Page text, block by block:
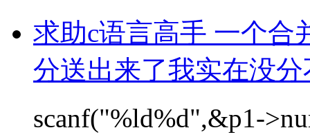
求助c语言高手 一个合
分送出来了我实在没
scanf("%ld%d",&p1-